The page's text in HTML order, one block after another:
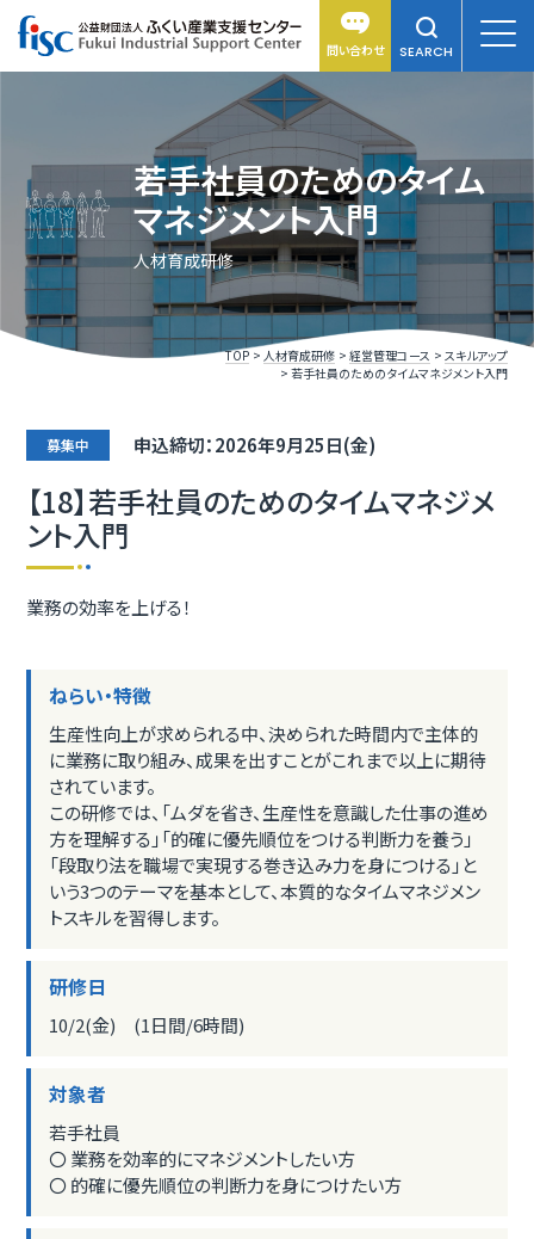
問い合わせ SEARCH
若手社員のためのタイム
マネジメント入門
人材育成研修
TOP 人材育成研修 経営管理コース
スキルアップ
若手社員のためのタイムマネジメント入門
募集中 申込締切：2026年9月25日(金)
【18】若手社員のためのタイムマネジメ
ント入門
業務の効率を上げる！
ねらい・特徴
生産性向上が求められる中、決められた時間内で主体的
に業務に取り組み、成果を出すことがこれまで以上に期待
されています。
この研修では、「ムダを省き、生産性を意識した仕事の進め
方を理解する」「的確に優先順位をつける判断力を養う」
「段取り法を職場で実現する巻き込み力を身につける」と
いう3つのテーマを基本として、本質的なタイムマネジメン
トスキルを習得します。
研修日
10/2(金) (1日間/6時間)
対象者
若手社員
〇 業務を効率的にマネジメントしたい方
〇 的確に優先順位の判断力を身につけたい方